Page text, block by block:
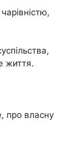
життя.
про власну